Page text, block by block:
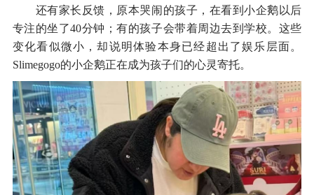
还有家长反馈，原本哭闹的孩子，在看到小企鹅以后
专注的坐了40分钟；有的孩子会带着周边去到学校。这些
变化看似微小，却说明体验本身已经超出了娱乐层面。
Slimegogo的小企鹅正在成为孩子们的心灵寄托。